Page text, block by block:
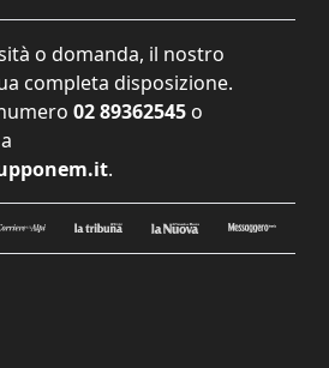
o domanda, il nostro
completa disposizione.
02 89362545 o
.